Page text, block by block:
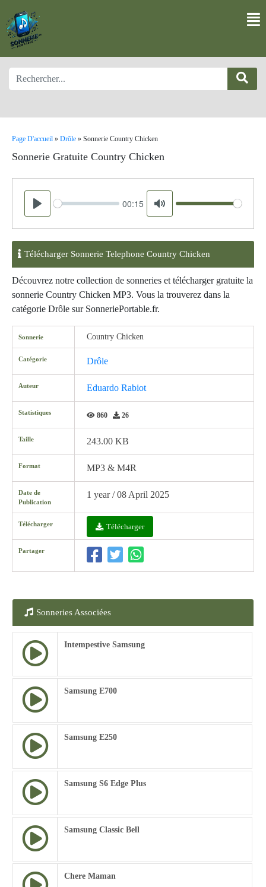
Page D'accueil » Drôle » Sonnerie Country Chicken
Sonnerie Gratuite Country Chicken
Play
Seek 00:15
Mute
Volume
Télécharger Sonnerie Telephone Country Chicken
Découvrez notre collection de sonneries et télécharger gratuite la
sonnerie Country Chicken MP3. Vous la trouverez dans la
catégorie Drôle sur SonneriePortable.fr.
Sonnerie Country Chicken
Catégorie Drôle
Auteur Eduardo Rabiot
Statistiques 860 26
Taille 243.00 KB
Format MP3 & M4R
Date de
Publication
1 year / 08 April 2025
Télécharger Télécharger
Partager
Sonneries Associées
Intempestive Samsung
Samsung E700
Samsung E250
Samsung S6 Edge Plus
Samsung Classic Bell
Chere Maman